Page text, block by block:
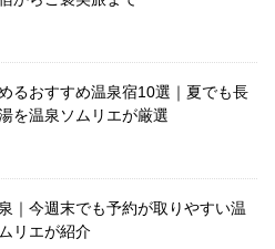
るおすすめ温泉宿10選｜夏でも長
を温泉ソムリエが厳選
｜今週末でも予約が取りやすい温
リエが紹介